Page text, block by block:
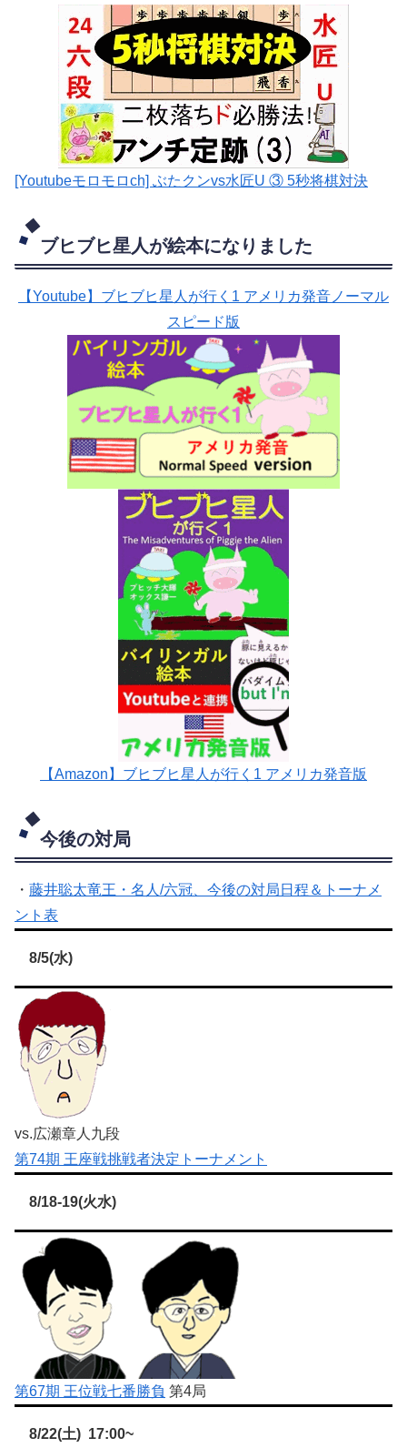
[Youtubeモロモロch] ぶたクンvs水匠U ③ 5秒将棋対決
ブヒブヒ星人が絵本になりました
【Youtube】ブヒブヒ星人が行く1 アメリカ発音ノーマル
スピード版
【Amazon】ブヒブヒ星人が行く1 アメリカ発音版
今後の対局
・ 藤井聡太竜王・名人/六冠、今後の対局日程＆トーナメ
ント表
8/5(水)
vs.広瀬章人九段
第74期 王座戦挑戦者決定トーナメント
8/18-19(火水)
第67期 王位戦七番勝負 第4局
8/22(土) 17:00~